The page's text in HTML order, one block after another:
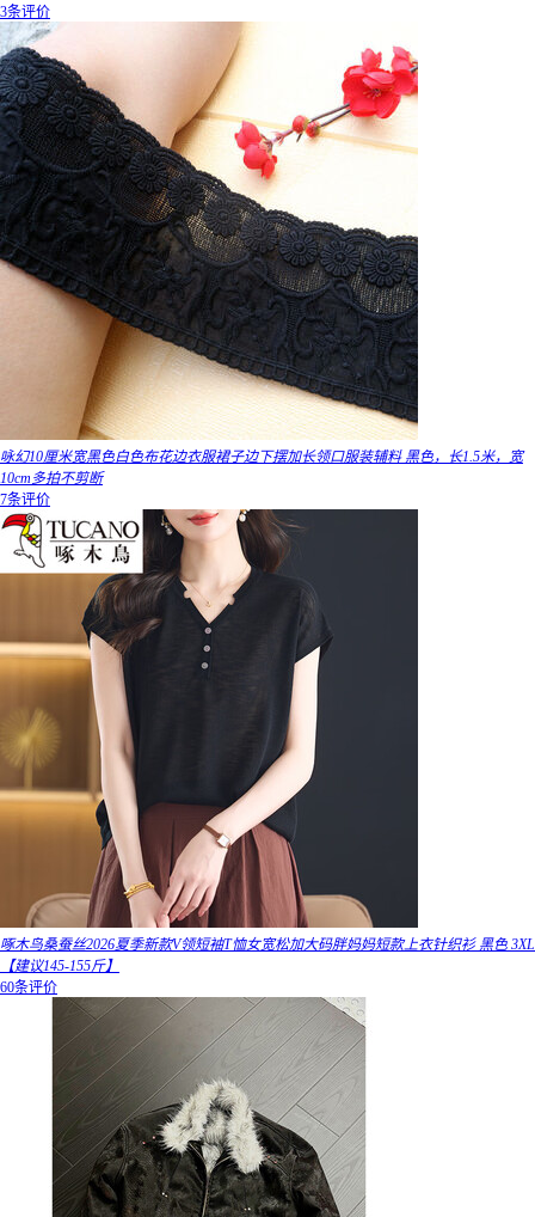
3条评价
咏幻10厘米宽黑色白色布花边衣服裙子边下摆加长领口服装辅料 黑色，长1.5米，宽
10cm多拍不剪断
7条评价
啄木鸟桑蚕丝2026夏季新款V领短袖T恤女宽松加大码胖妈妈短款上衣针织衫 黑色 3XL
【建议145-155斤】
60条评价